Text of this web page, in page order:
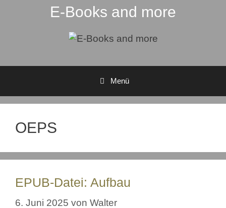
E-Books and more
Menü
OEPS
EPUB-Datei: Aufbau
6. Juni 2025 von Walter